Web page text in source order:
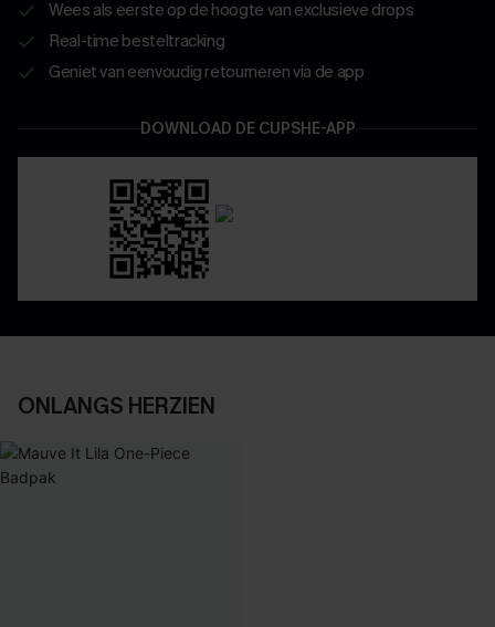
Wees als eerste op de hoogte van exclusieve drops
Real-time besteltracking
Geniet van eenvoudig retourneren via de app
DOWNLOAD DE CUPSHE-APP
ONLANGS HERZIEN